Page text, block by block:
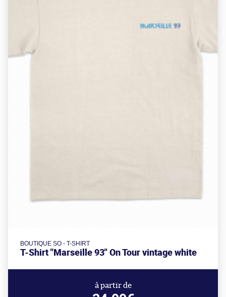
BOUTIQUE SO - T-SHIRT
T-Shirt "Marseille 93" On Tour vintage white
à partir de